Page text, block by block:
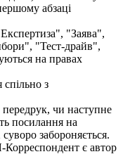
абзаці
"Заява",
"Тест-драйв",
на правах
з
передрук, чи наступне
посилання на
забороняється.
Корреспондент є автор